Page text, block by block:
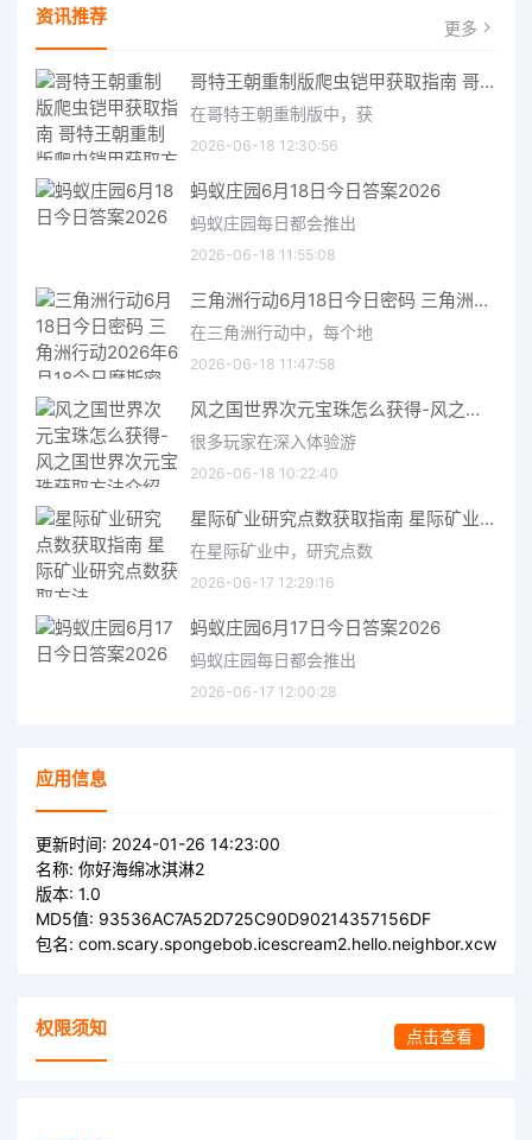
资讯推荐 更多
哥特王朝重制版爬虫铠甲获取指南 哥特王朝重制版爬虫铠甲获取方法
在哥特王朝重制版中，获
2026-06-18 12:30:56
蚂蚁庄园6月18日今日答案2026
蚂蚁庄园每日都会推出
2026-06-18 11:55:08
三角洲行动6月18日今日密码 三角洲行动2026年6月18今日摩斯密码分享
在三角洲行动中，每个地
2026-06-18 11:47:58
风之国世界次元宝珠怎么获得-风之国世界次元宝珠获取方法介绍
很多玩家在深入体验游
2026-06-18 10:22:40
星际矿业研究点数获取指南 星际矿业研究点数获取方法
在星际矿业中，研究点数
2026-06-17 12:29:16
蚂蚁庄园6月17日今日答案2026
蚂蚁庄园每日都会推出
2026-06-17 12:00:28
应用信息
更新时间: 2024-01-26 14:23:00
名称: 你好海绵冰淇淋2
版本: 1.0
MD5值: 93536AC7A52D725C90D90214357156DF
包名: com.scary.spongebob.icescream2.hello.neighbor.xcw
权限须知 点击查看